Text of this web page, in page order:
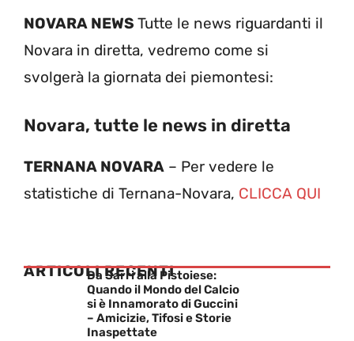
NOVARA NEWS Tutte le news riguardanti il
Novara in diretta, vedremo come si
svolgerà la giornata dei piemontesi:
Novara, tutte le news in diretta
TERNANA NOVARA – Per vedere le
statistiche di Ternana-Novara, CLICCA QUI
ARTICOLI RECENTI
Da Sarri alla Pistoiese:
Quando il Mondo del Calcio
si è Innamorato di Guccini
– Amicizie, Tifosi e Storie
Inaspettate